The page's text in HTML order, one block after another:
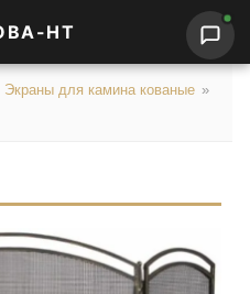
НТ
Экраны для камина кованые »